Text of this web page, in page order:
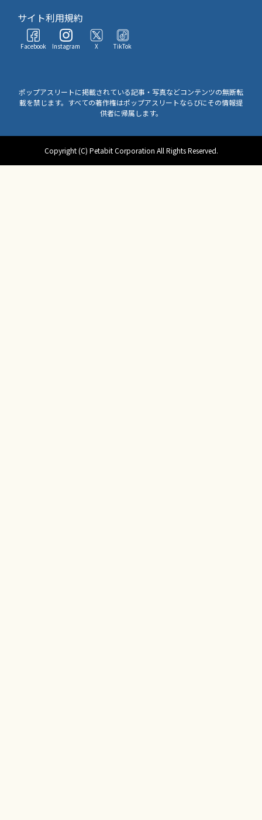
サイト利用規約
Facebook Instagram X TikTok
ポップアスリートに掲載されている記事・写真などコンテンツの無断転
載を禁じます。すべての著作権はポップアスリートならびにその情報提
供者に帰属します。
Copyright (C) Petabit Corporation All Rights Reserved.